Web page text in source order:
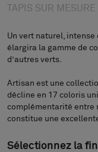
Entretien
Nos collaborations
Stories
FAQ
À propos de nous
TAPIS SUR MESURE
Un vert naturel, intense
élargira la gamme de
d’autres verts.
Artisan est une
décline en 17 coloris
complémentarité entre
constitue une
Sélectionnez la